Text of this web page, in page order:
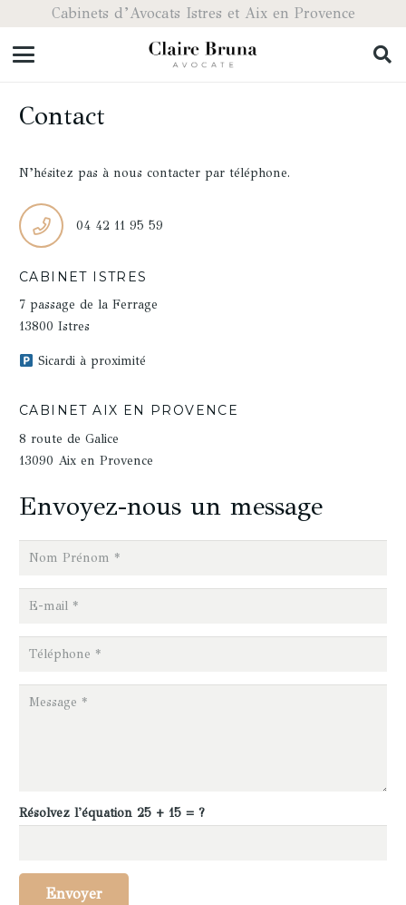
Cabinets d’Avocats Istres et Aix en Provence
Contact
N’hésitez pas à nous contacter par téléphone.
04 42 11 95 59
CABINET ISTRES
7 passage de la Ferrage
13800 Istres
Sicardi à proximité
CABINET AIX EN PROVENCE
8 route de Galice
13090 Aix en Provence
Envoyez-nous un message
Résolvez l'équation 25 + 15 = ?
Envoyer